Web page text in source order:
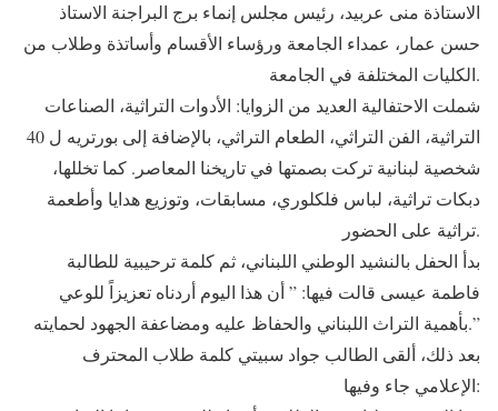
الاستاذة منى عربيد، رئيس مجلس إنماء برج البراجنة الاستاذ
حسن عمار، عمداء الجامعة ورؤساء الأقسام وأساتذة وطلاب من
الكليات المختلفة في الجامعة.
شملت الاحتفالية العديد من الزوايا: الأدوات التراثية، الصناعات
التراثية، الفن التراثي، الطعام التراثي، بالإضافة إلى بورتريه ل 40
شخصية لبنانية تركت بصمتها في تاريخنا المعاصر. كما تخللها،
دبكات تراثية، لباس فلكلوري، مسابقات، وتوزيع هدايا وأطعمة
تراثية على الحضور.
بدأ الحفل بالنشيد الوطني اللبناني، ثم كلمة ترحيبية للطالبة
فاطمة عيسى قالت فيها: ” أن هذا اليوم أردناه تعزيزاً للوعي
بأهمية التراث اللبناني والحفاظ عليه ومضاعفة الجهود لحمايته.”
بعد ذلك، ألقى الطالب جواد سبيتي كلمة طلاب المحترف
الإعلامي جاء وفيها: